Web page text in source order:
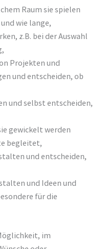
Raum sie spielen
wie lange,
z.B. bei der Auswahl
Projekten und
und entscheiden, ob
und selbst entscheiden,
gewickelt werden
begleitet,
und entscheiden,
und Ideen und
für die
im